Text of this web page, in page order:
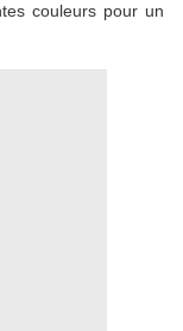
couleurs pour un